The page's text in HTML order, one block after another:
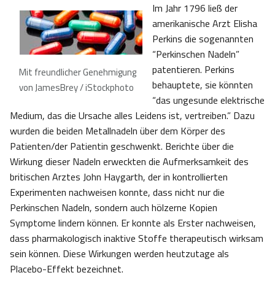
Mit freundlicher Genehmigung
von JamesBrey / iStockphoto
Im Jahr 1796 ließ der
amerikanische Arzt Elisha
Perkins die sogenannten
“Perkinschen Nadeln”
patentieren. Perkins
behauptete, sie könnten
“das ungesunde elektrische
Medium, das die Ursache alles Leidens ist, vertreiben.” Dazu
wurden die beiden Metallnadeln über dem Körper des
Patienten/der Patientin geschwenkt. Berichte über die
Wirkung dieser Nadeln erweckten die Aufmerksamkeit des
britischen Arztes John Haygarth, der in kontrollierten
Experimenten nachweisen konnte, dass nicht nur die
Perkinschen Nadeln, sondern auch hölzerne Kopien
Symptome lindern können. Er konnte als Erster nachweisen,
dass pharmakologisch inaktive Stoffe therapeutisch wirksam
sein können. Diese Wirkungen werden heutzutage als
Placebo-Effekt bezeichnet.